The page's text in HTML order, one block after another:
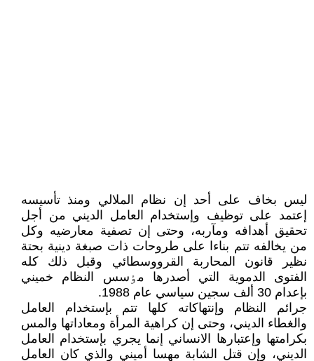
ليس بخاف على أحد إن نظام الملالي ومنذ تأسيسه
إعتمد على توظيف وإستخدام العامل الديني من أجل
تحقيق أهدافه ومآربه، وحتى إن تصفية معارضيه وکل
من يخالفه تتم بناءا على طروحات ذات صبغة دينية بحتة
نظير قانون المحاربة القرووسطائي وقبل ذلك کله
الفتوى الدموية التي أصدرها مٶسس النظام خميني
بإعدام 30 ألف سجين سياسي عام 1988.
جرائم النظام وإنتهاکاته کلها تتم بإستخدام العامل
والغطاء الديني، وحتى إن کراهية المرأة ومعاداتها والمس
بکرامتها وإعتبارها الانساني إنما يجري بإستخدام العامل
الديني، وإن قتل الشابة مهسا أميني والذي کان العامل